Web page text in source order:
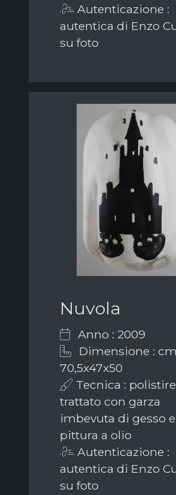
Autenticazione :
autentica di Enzo
su foto
Nuvola
Anno : 2009
Dimensione : cm
70,5x47x50
Tecnica :
trattato con garza
imbevuta di gesso e
pittura a olio
Autenticazione :
autentica di Enzo
su foto